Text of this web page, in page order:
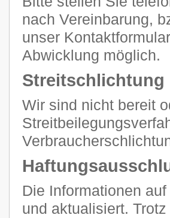
nach Vereinbarung,
unser
Abwicklung möglich.
Streitschlichtung
Wir sind nicht bereit
Die Informationen
und aktualisiert.